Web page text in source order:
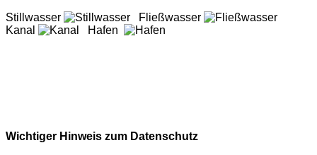
Stillwasser
Fließwasser
Kanal
Hafen
Wichtiger Hinweis zum Datenschutz